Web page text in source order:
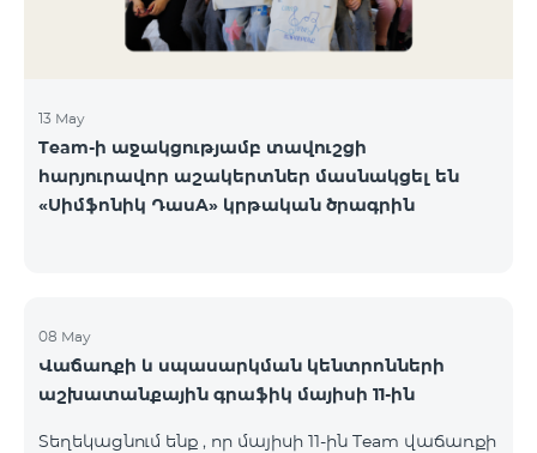
13 May
Team-ի աջակցությամբ տավուշցի
հարյուրավոր աշակերտներ մասնակցել են
«Սիմֆոնիկ ԴասA» կրթական ծրագրին
08 May
Վաճառքի և սպասարկման կենտրոնների
աշխատանքային գրաֆիկ մայիսի 11-ին
Տեղեկացնում ենք , որ մայիսի 11-ին Team վաճառքի